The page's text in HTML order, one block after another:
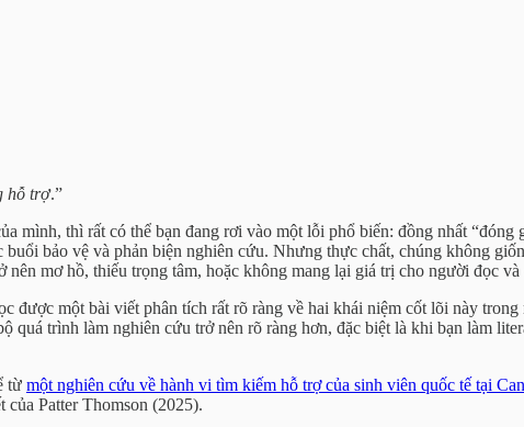
hỗ trợ.”
mình, thì rất có thể bạn đang rơi vào một lỗi phổ biến: đồng nhất
bảo vệ và phản biện nghiên cứu. Nhưng thực chất, chúng không
mơ hồ, thiếu trọng tâm, hoặc không mang lại giá trị cho người đọc
một bài viết phân tích rất rõ ràng về hai khái niệm cốt lõi này
quá trình làm nghiên cứu trở nên rõ ràng hơn, đặc biệt là khi bạn làm
từ một nghiên cứu về hành vi tìm kiếm hỗ trợ của sinh viên quốc tế tại
Patter Thomson (2025).